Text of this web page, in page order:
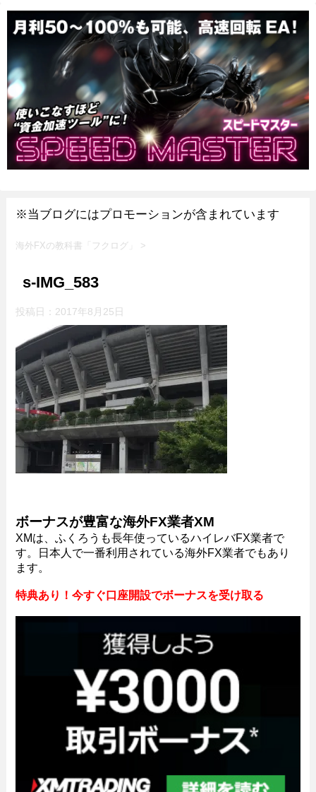
※当ブログにはプロモーションが含まれています
海外FXの教科書「フクログ」 >
s-IMG_583
投稿日： 2017年8月25日
ボーナスが豊富な海外FX業者XM
XMは、ふくろうも長年使っているハイレバFX業者で
す。日本人で一番利用されている海外FX業者でもあり
ます。
特典あり！今すぐ口座開設でボーナスを受け取る